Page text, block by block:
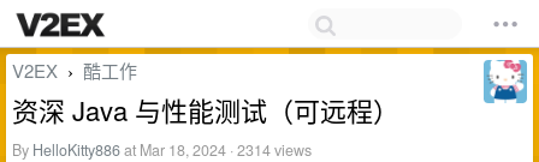
V2EX › 酷工作
资深 Java 与性能测试（可远程）
By HelloKitty886at Mar 18, 2024 · 2314 views